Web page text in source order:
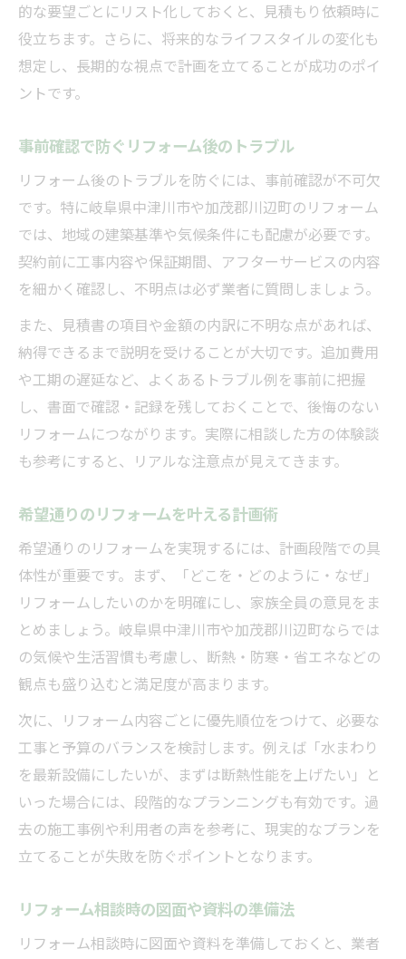
的な要望ごとにリスト化しておくと、見積もり依頼時に
役立ちます。さらに、将来的なライフスタイルの変化も
想定し、長期的な視点で計画を立てることが成功のポイ
ントです。
事前確認で防ぐリフォーム後のトラブル
リフォーム後のトラブルを防ぐには、事前確認が不可欠
です。特に岐阜県中津川市や加茂郡川辺町のリフォーム
では、地域の建築基準や気候条件にも配慮が必要です。
契約前に工事内容や保証期間、アフターサービスの内容
を細かく確認し、不明点は必ず業者に質問しましょう。
また、見積書の項目や金額の内訳に不明な点があれば、
納得できるまで説明を受けることが大切です。追加費用
や工期の遅延など、よくあるトラブル例を事前に把握
し、書面で確認・記録を残しておくことで、後悔のない
リフォームにつながります。実際に相談した方の体験談
も参考にすると、リアルな注意点が見えてきます。
希望通りのリフォームを叶える計画術
希望通りのリフォームを実現するには、計画段階での具
体性が重要です。まず、「どこを・どのように・なぜ」
リフォームしたいのかを明確にし、家族全員の意見をま
とめましょう。岐阜県中津川市や加茂郡川辺町ならでは
の気候や生活習慣も考慮し、断熱・防寒・省エネなどの
観点も盛り込むと満足度が高まります。
次に、リフォーム内容ごとに優先順位をつけて、必要な
工事と予算のバランスを検討します。例えば「水まわり
を最新設備にしたいが、まずは断熱性能を上げたい」と
いった場合には、段階的なプランニングも有効です。過
去の施工事例や利用者の声を参考に、現実的なプランを
立てることが失敗を防ぐポイントとなります。
リフォーム相談時の図面や資料の準備法
リフォーム相談時に図面や資料を準備しておくと、業者